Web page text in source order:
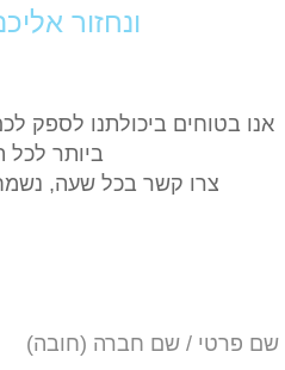
ונחזור
אנו בטוחים ביכולתנו לספק
ביותר לכל
צרו קשר בכל שעה,
שם פרטי / שם חברה (חובה)